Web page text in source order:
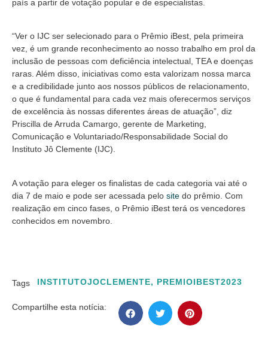
país a partir de votação popular e de especialistas.
“Ver o IJC ser selecionado para o Prêmio iBest, pela primeira
vez, é um grande reconhecimento ao nosso trabalho em prol da
inclusão de pessoas com deficiência intelectual, TEA e doenças
raras. Além disso, iniciativas como esta valorizam nossa marca
e a credibilidade junto aos nossos públicos de relacionamento,
o que é fundamental para cada vez mais oferecermos serviços
de excelência às nossas diferentes áreas de atuação”, diz
Priscilla de Arruda Camargo, gerente de Marketing,
Comunicação e Voluntariado/Responsabilidade Social do
Instituto Jô Clemente (IJC).
A votação para eleger os finalistas de cada categoria vai até o
dia 7 de maio e pode ser acessada pelo site do prêmio. Com
realização em cinco fases, o Prêmio iBest terá os vencedores
conhecidos em novembro.
Tags INSTITUTOJOCLEMENTE, PREMIOIBEST2023
Compartilhe esta notícia: